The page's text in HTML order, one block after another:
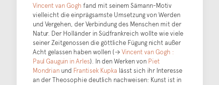
Vincent van Gogh fand mit seinem Sämann-Motiv
vielleicht die einprägsamste Umsetzung von Werden
und Vergehen, der Verbindung des Menschen mit der
Natur. Der Holländer in Südfrankreich wollte wie viele
seiner Zeitgenossen die göttliche Fügung nicht außer
Acht gelassen haben wollen (→ Vincent van Gogh :
Paul Gauguin in Arles). In den Werken von Piet
Mondrianund Frantisek Kupka lässt sich ihr Interesse
an der Theosophie deutlich nachweisen: Kunst ist in